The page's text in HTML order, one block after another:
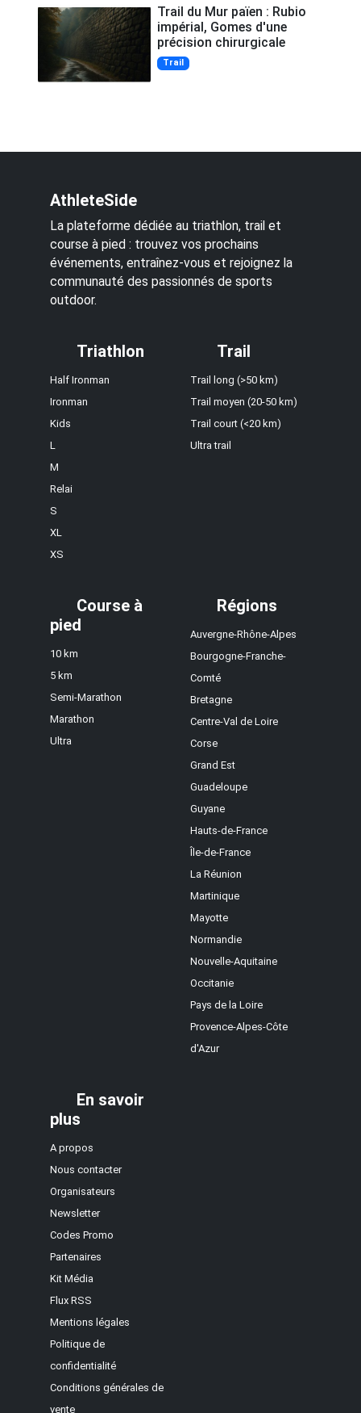
Trail du Mur païen : Rubio
impérial, Gomes d'une
précision chirurgicale
Trail
AthleteSide
La plateforme dédiée au triathlon, trail et
course à pied : trouvez vos prochains
événements, entraînez-vous et rejoignez la
communauté des passionnés de sports
outdoor.
Triathlon
Half Ironman
Ironman
Kids
L
M
Relai
S
XL
XS
Trail
Trail long (>50 km)
Trail moyen (20-50 km)
Trail court (<20 km)
Ultra trail
Course à
pied
10 km
5 km
Semi-Marathon
Marathon
Ultra
Régions
Auvergne-Rhône-Alpes
Bourgogne-Franche-
Comté
Bretagne
Centre-Val de Loire
Corse
Grand Est
Guadeloupe
Guyane
Hauts-de-France
Île-de-France
La Réunion
Martinique
Mayotte
Normandie
Nouvelle-Aquitaine
Occitanie
Pays de la Loire
Provence-Alpes-Côte
d'Azur
En savoir
plus
A propos
Nous contacter
Organisateurs
Newsletter
Codes Promo
Partenaires
Kit Média
Flux RSS
Mentions légales
Politique de
confidentialité
Conditions générales de
vente